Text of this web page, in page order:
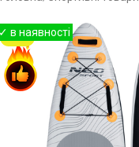
-12%